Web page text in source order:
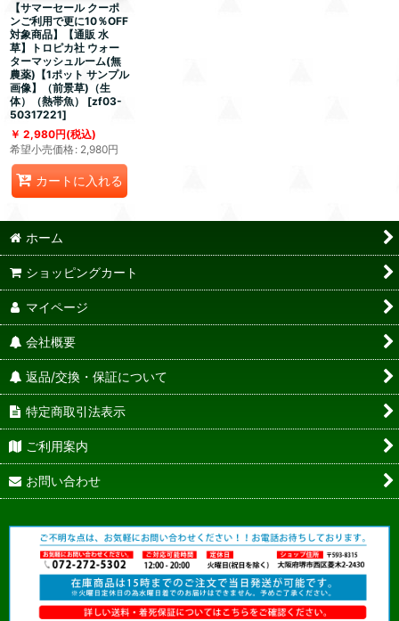
【サマーセール クーポ
ンご利用で更に10％OFF
対象商品】【通販 水
草】トロピカ社 ウォー
ターマッシュルーム(無
農薬)【1ポット サンプル
画像】（前景草)（生
体）（熱帯魚）
[zf03-
50317221]
2,980円(税込)
希望小売価格: 2,980円
カートに入れる
ホーム
ショッピングカート
マイページ
会社概要
返品/交換・保証について
特定商取引法表示
ご利用案内
お問い合わせ